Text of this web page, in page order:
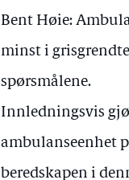
Bent Høie:
minst i
spørsmålene.
Innledningsvis
ambulanseenhet
beredskapen i